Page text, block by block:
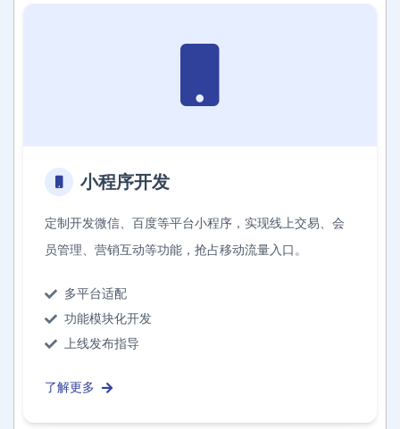
小程序开发
定制开发微信、百度等平台小程序，实现线上交易、会
员管理、营销互动等功能，抢占移动流量入口。
多平台适配
功能模块化开发
上线发布指导
了解更多